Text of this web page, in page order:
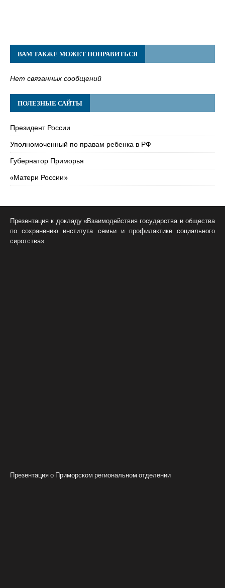
ВАМ ТАКЖЕ МОЖЕТ ПОНРАВИТЬСЯ
Нет связанных сообщений
ПОЛЕЗНЫЕ САЙТЫ
Президент России
Уполномоченный по правам ребенка в РФ
Губернатор Приморья
«Матери России»
Презентация к докладу «Взаимодействия государства и общества
по сохранению института семьи и профилактике социального
сиротства»
Презентация о Приморском региональном отделении